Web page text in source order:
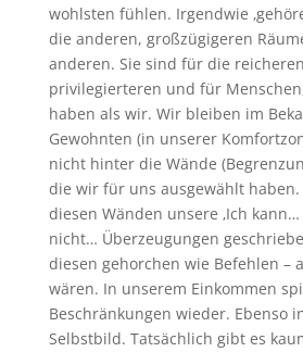
wohlsten fühlen. Irgendwie
die anderen, großzügigeren
anderen. Sie sind für die
privilegierteren und für
haben als wir. Wir bleiben im
Gewohnten (in unserer
nicht hinter die Wände
die wir für uns ausgewählt haben.
diesen Wänden unsere ‚Ich
nicht… Überzeugungen
diesen gehorchen wie Befehlen –
wären. In unserem Einkommen
Beschränkungen wieder. Ebenso
Selbstbild. Tatsächlich gibt es